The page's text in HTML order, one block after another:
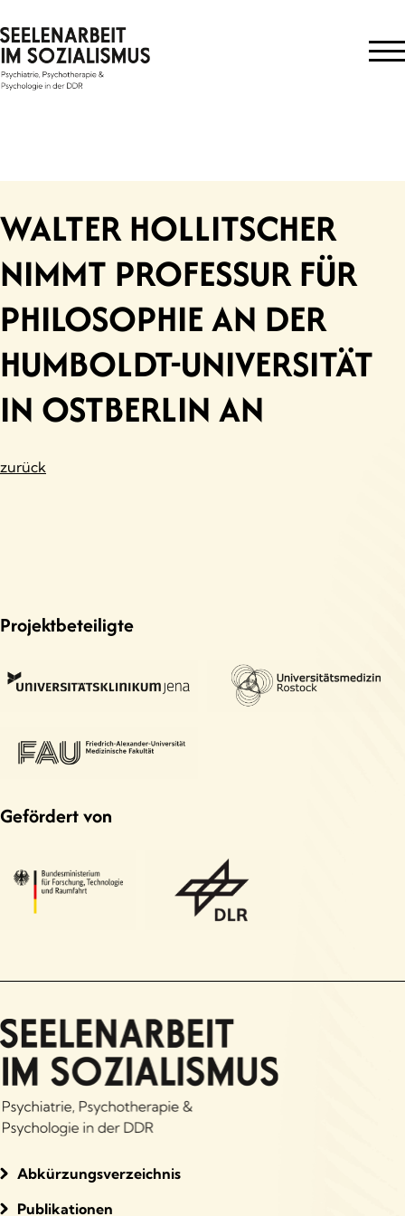
to
content
WALTER HOLLITSCHER
NIMMT PROFESSUR FÜR
PHILOSOPHIE AN DER
HUMBOLDT-UNIVERSITÄT
IN OSTBERLIN AN
zurück
Projektbeteiligte
Gefördert von
Abkürzungsverzeichnis
Publikationen